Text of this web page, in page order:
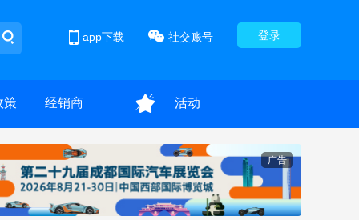
登录
社交账号
app下载
策 经销商 活动
广告